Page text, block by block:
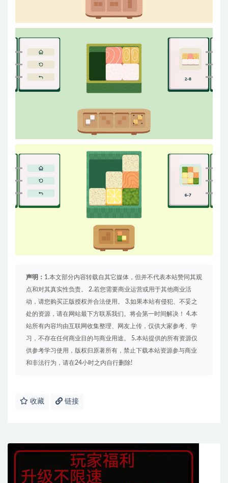
声明： 1.本文部分内容转载自其它媒体，但并不代表本站赞同其观
点和对其真实性负责。 2.若您需要商业运营或用于其他商业活
动，请您购买正版授权并合法使用。 3.如果本站有侵犯、不妥之
处的资源，请在网站最下方联系我们。将会第一时间解决！ 4.本
站所有内容均由互联网收集整理、网友上传，仅供大家参考、学
习，不存在任何商业目的与商业用途。 5.本站提供的所有资源仅
供参考学习使用，版权归原著所有，禁止下载本站资源参与商业
和非法行为，请在24小时之内自行删除!
收藏 链接